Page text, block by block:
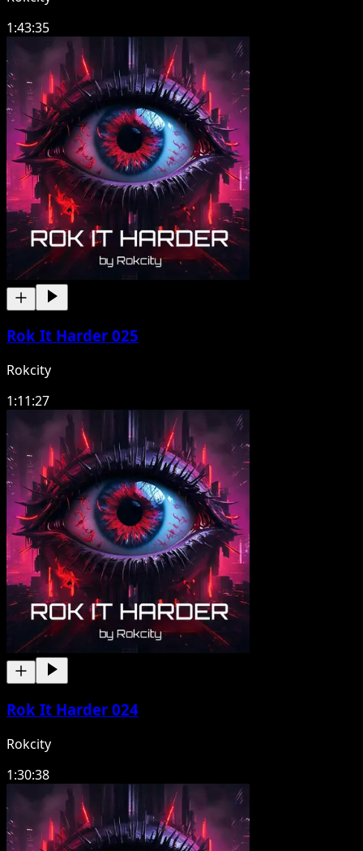
1:43:35
Rok It Harder 025
Rokcity
1:11:27
Rok It Harder 024
Rokcity
1:30:38